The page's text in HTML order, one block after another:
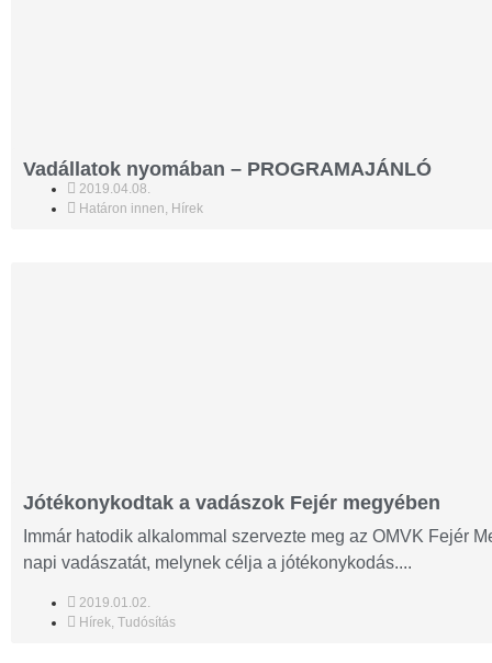
Vadállatok nyomában – PROGRAMAJÁNLÓ
2019.04.08.
Határon innen, Hírek
Jótékonykodtak a vadászok Fejér megyében
Immár hatodik alkalommal szervezte meg az OMVK Fejér
napi vadászatát, melynek célja a jótékonykodás....
2019.01.02.
Hírek, Tudósítás